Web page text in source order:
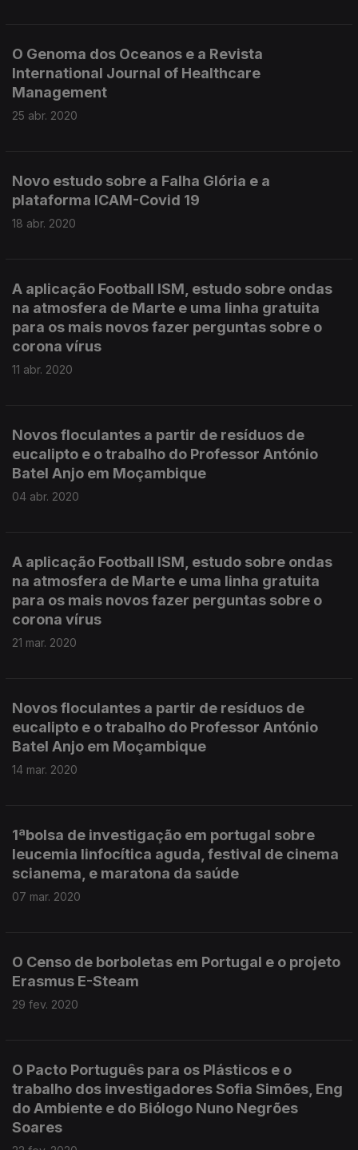
O Genoma dos Oceanos e a Revista
International Journal of Healthcare
Management
25 abr. 2020
Novo estudo sobre a Falha Glória e a
plataforma ICAM-Covid 19
18 abr. 2020
A aplicação Football ISM, estudo sobre ondas
na atmosfera de Marte e uma linha gratuita
para os mais novos fazer perguntas sobre o
corona vírus
11 abr. 2020
Novos floculantes a partir de resíduos de
eucalipto e o trabalho do Professor António
Batel Anjo em Moçambique
04 abr. 2020
A aplicação Football ISM, estudo sobre ondas
na atmosfera de Marte e uma linha gratuita
para os mais novos fazer perguntas sobre o
corona vírus
21 mar. 2020
Novos floculantes a partir de resíduos de
eucalipto e o trabalho do Professor António
Batel Anjo em Moçambique
14 mar. 2020
1ªbolsa de investigação em portugal sobre
leucemia linfocítica aguda, festival de cinema
scianema, e maratona da saúde
07 mar. 2020
O Censo de borboletas em Portugal e o projeto
Erasmus E-Steam
29 fev. 2020
O Pacto Português para os Plásticos e o
trabalho dos investigadores Sofia Simões, Eng
do Ambiente e do Biólogo Nuno Negrões
Soares